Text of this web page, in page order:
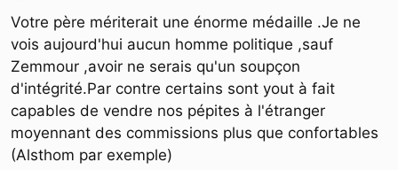
Votre père mériterait une énorme médaille .Je ne
vois aujourd'hui aucun homme politique ,sauf
Zemmour ,avoir ne serais qu'un soupçon
d'intégrité.Par contre certains sont yout à fait
capables de vendre nos pépites à l'étranger
moyennant des commissions plus que confortables
(Alsthom par exemple)